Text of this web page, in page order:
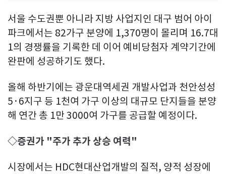
서울 수도권뿐 아니라 지방 사업지인 대구 범어 아이
파크에서는 82가구 분양에 1,370명이 몰리며 16.7대
1의 경쟁률을 기록한 데 이어 예비당첨자 계약기간에
완판에 성공하기도 했다.
올해 하반기에는 광운대역세권 개발사업과 천안성성
5·6지구 등 1천여 가구 이상의 대규모 단지들을 분양
해 연간 총 1만 3000여 가구를 공급할 예정이다.
◇증권가 "주가 추가 상승 여력"
시장에서는 HDC현대산업개발의 질적, 양적 성장에